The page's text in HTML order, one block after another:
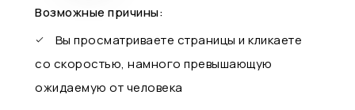
Возможные причины:
Вы просматриваете страницы и кликаете
со скоростью, намного превышающую
ожидаемую от человека